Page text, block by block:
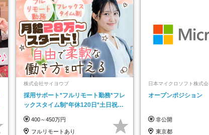
株式会社サイヨウブ
採用サポート*フルリモート勤務*フレ
ックスタイム制*年休120日*土日祝休
400～450万円
フルリモートあり
日本マイクロソフト株式会
ッチ登録】
オープンポジション
非公開
東京都